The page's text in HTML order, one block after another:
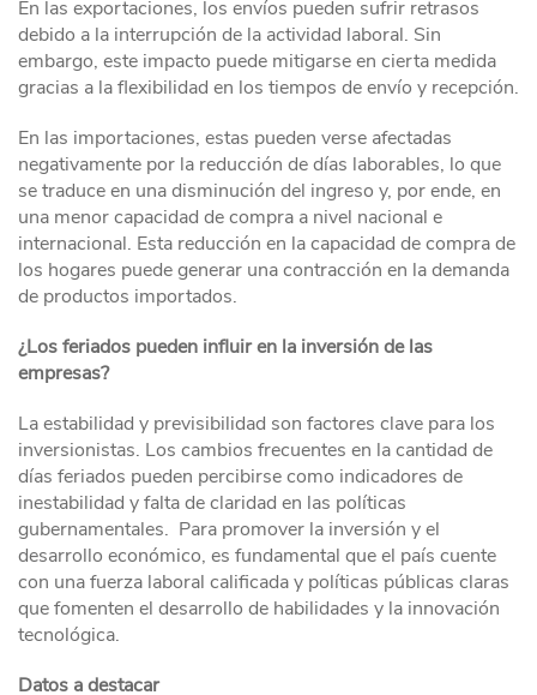
En las exportaciones, los envíos pueden sufrir retrasos
debido a la interrupción de la actividad laboral. Sin
embargo, este impacto puede mitigarse en cierta medida
gracias a la flexibilidad en los tiempos de envío y recepción.
En las importaciones, estas pueden verse afectadas
negativamente por la reducción de días laborables, lo que
se traduce en una disminución del ingreso y, por ende, en
una menor capacidad de compra a nivel nacional e
internacional. Esta reducción en la capacidad de compra de
los hogares puede generar una contracción en la demanda
de productos importados.
¿Los feriados pueden influir en la inversión de las
empresas?
La estabilidad y previsibilidad son factores clave para los
inversionistas. Los cambios frecuentes en la cantidad de
días feriados pueden percibirse como indicadores de
inestabilidad y falta de claridad en las políticas
gubernamentales. Para promover la inversión y el
desarrollo económico, es fundamental que el país cuente
con una fuerza laboral calificada y políticas públicas claras
que fomenten el desarrollo de habilidades y la innovación
tecnológica.
Datos a destacar